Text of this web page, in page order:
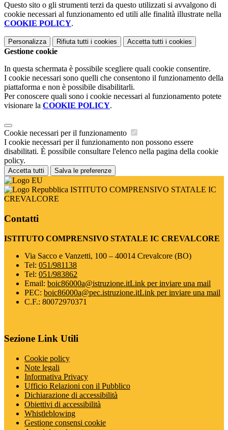
Questo sito o gli strumenti terzi da questo utilizzati si avvalgono di
cookie necessari al funzionamento ed utili alle finalità illustrate nella
COOKIE POLICY.
Personalizza Rifiuta tutti i cookies Accetta tutti i cookies
Gestione cookie
In questa schermata è possibile scegliere quali cookie consentire.
I cookie necessari sono quelli che consentono il funzionamento della
piattaforma e non è possibile disabilitarli.
Per conoscere quali sono i cookie necessari al funzionamento potete
visionare la COOKIE POLICY.
Cookie necessari per il funzionamento
I cookie necessari per il funzionamento non possono essere
disabilitati. È possibile consultare l'elenco nella pagina della cookie
policy.
Accetta tutti Salva le preferenze
ISTITUTO COMPRENSIVO STATALE IC
CREVALCORE
Contatti
ISTITUTO COMPRENSIVO STATALE IC CREVALCORE
Via Sacco e Vanzetti, 100 – 40014 Crevalcore (BO)
Tel: 051/981138
Tel: 051/983862
Email: boic86000a@istruzione.itLink per inviare una mail
PEC: boic86000a@pec.istruzione.itLink per inviare una mail
C.F.: 80072970371
Sezione Link Utili
Cookie policy
Note legali
Informativa Privacy
Ufficio Relazioni con il Pubblico
Dichiarazione di accessibilità
Obiettivi di accessibilità
Whistleblowing
Gestione consensi cookie